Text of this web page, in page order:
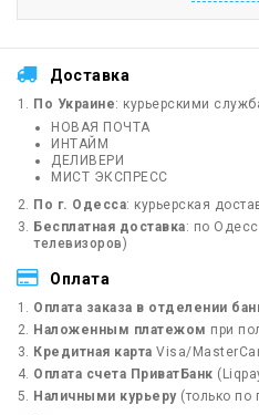
Доставка
По Украине: курьерскими
НОВАЯ ПОЧТА
ИНТАЙМ
ДЕЛИВЕРИ
МИСТ ЭКСПРЕСС
По г. Одесса: курьерская
Бесплатная доставка: по
телевизоров)
Оплата
Оплата заказа в отделении
Наложенным платежом при
Кредитная карта Visa/
Оплата счета ПриватБанк
Наличными курьеру(только по